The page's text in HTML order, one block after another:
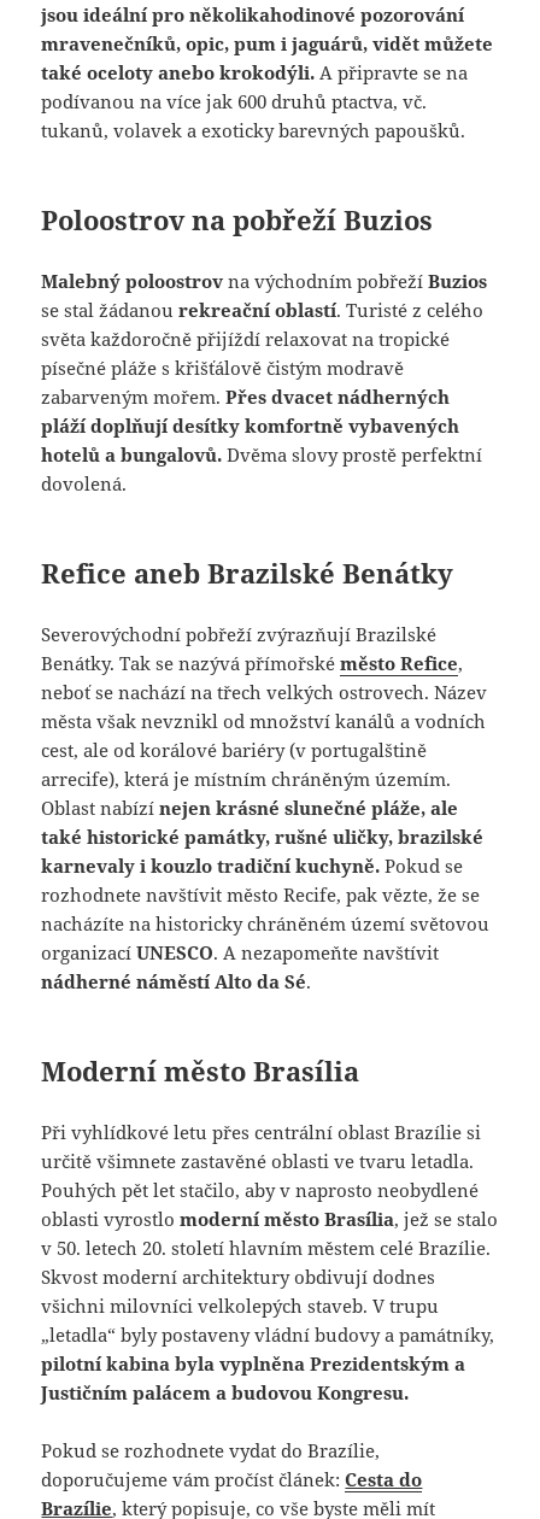
jsou ideální pro několikahodinové pozorování
mravenečníků, opic, pum i jaguárů, vidět můžete
také oceloty anebo krokodýli. A připravte se na
podívanou na více jak 600 druhů ptactva, vč.
tukanů, volavek a exoticky barevných papoušků.
Poloostrov na pobřeží Buzios
Malebný poloostrov na východním pobřežíBuzios
se stal žádanourekreační oblastí. Turisté z celého
světa každoročně přijíždí relaxovat na tropické
písečné pláže s křišťálově čistým modravě
zabarveným mořem.Přes dvacet nádherných
pláží doplňují desítky komfortně vybavených
hotelů a bungalovů. Dvěma slovy prostě perfektní
dovolená.
Refice aneb Brazilské Benátky
Severovýchodní pobřeží zvýrazňují Brazilské
Benátky. Tak se nazývá přímořskéměsto Refice,
neboť se nachází na třech velkých ostrovech. Název
města však nevznikl od množství kanálů a vodních
cest, ale od korálové bariéry (v portugalštině
arrecife), která je místním chráněným územím.
Oblast nabízínejen krásné slunečné pláže, ale
také historické památky, rušné uličky, brazilské
karnevaly i kouzlo tradiční kuchyně. Pokud se
rozhodnete navštívit město Recife, pak vězte, že se
nacházíte na historicky chráněném území světovou
organizacíUNESCO. A nezapomeňte navštívit
nádherné náměstí Alto da Sé.
Moderní město Brasília
Při vyhlídkové letu přes centrální oblast Brazílie si
určitě všimnete zastavěné oblasti ve tvaru letadla.
Pouhých pět let stačilo, aby v naprosto neobydlené
oblasti vyrostlomoderní město Brasília, jež se stalo
v 50. letech 20. století hlavním městem celé Brazílie.
Skvost moderní architektury obdivují dodnes
všichni milovníci velkolepých staveb. V trupu
„letadla“ byly postaveny vládní budovy a památníky,
pilotní kabina byla vyplněna Prezidentským a
Justičním palácem a budovou Kongresu.
Pokud se rozhodnete vydat do Brazílie,
doporučujeme vám pročíst článek:Cesta do
Brazílie, který popisuje, co vše byste měli mít